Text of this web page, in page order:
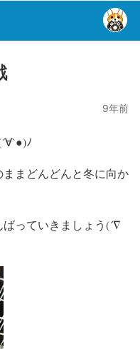
9年前
ﾉ
まどんどんと冬に向か
っていきましょう(´∇